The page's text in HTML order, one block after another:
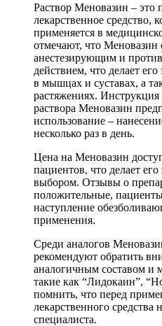
Раствор Меновазин – это
лекарственное средство,
применяется в
отмечают, что Меновазин
анестезирующим и
действием, что делает
в мышцах и суставах, а
растяжениях.
раствора Меновазин
использование –
несколько раз в день.
Цена на Меновазин
пациентов, что делает
выбором. Отзывы о
положительные,
наступление
применения.
Среди аналогов
рекомендуют обратить
аналогичным составом и
такие как “Лидокаин”,
помнить, что перед
лекарственного средства
специалиста.